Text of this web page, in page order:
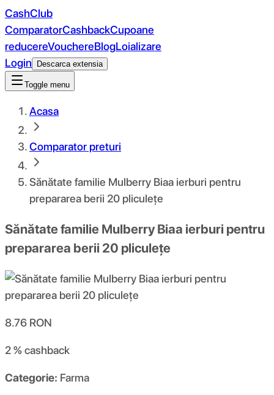
CashClub
ComparatorCashbackCupoane
reducereVouchereBlogLoializare
Login
Descarca extensia
Toggle menu
Acasa
Comparator preturi
Sănătate familie Mulberry Biaa ierburi pentru
prepararea berii 20 pliculețe
Sănătate familie Mulberry Biaa ierburi pentru
prepararea berii 20 pliculețe
8.76 RON
2 %cashback
Categorie: Farma